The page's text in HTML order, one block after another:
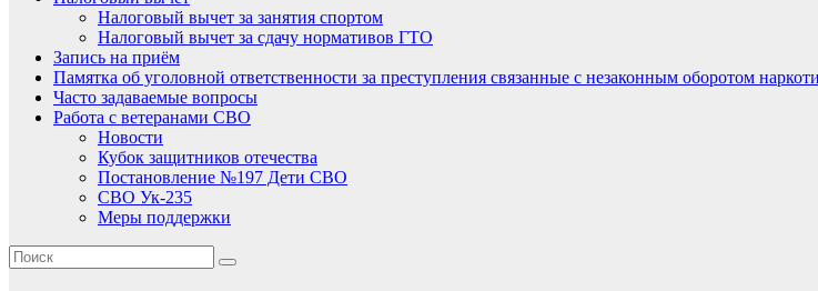
Налоговый вычет за занятия спортом
Налоговый вычет за сдачу нормативов ГТО
Запись на приём
Памятка об уголовной ответственности за преступления связанные с незаконным оборотом
Часто задаваемые вопросы
Работа с ветеранами СВО
Новости
Кубок защитников отечества
Постановление №197 Дети СВО
СВО Ук-235
Меры поддержки